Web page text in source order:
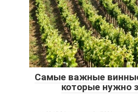
Самые важные
которые нужно